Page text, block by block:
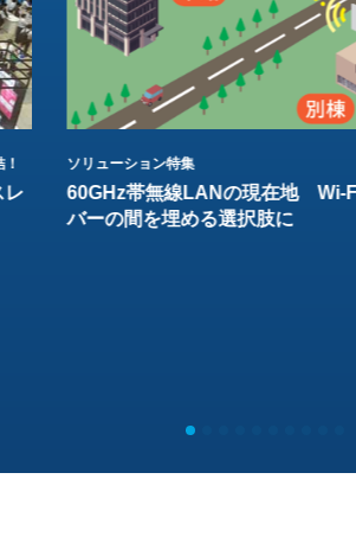
レ
ソリューション特集
60GHz帯無線LANの現在地 Wi-
バーの間を埋める選択肢に